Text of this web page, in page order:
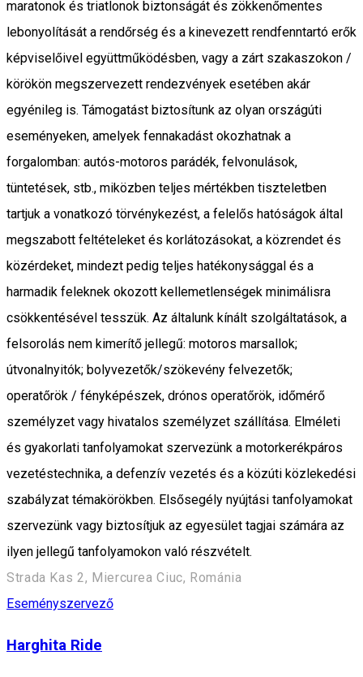
maratonok és triatlonok biztonságát és zökkenőmentes
lebonyolítását a rendőrség és a kinevezett rendfenntartó erők
képviselőivel együttműködésben, vagy a zárt szakaszokon /
körökön megszervezett rendezvények esetében akár
egyénileg is. Támogatást biztosítunk az olyan országúti
eseményeken, amelyek fennakadást okozhatnak a
forgalomban: autós-motoros parádék, felvonulások,
tüntetések, stb., miközben teljes mértékben tiszteletben
tartjuk a vonatkozó törvénykezést, a felelős hatóságok által
megszabott feltételeket és korlátozásokat, a közrendet és
közérdeket, mindezt pedig teljes hatékonysággal és a
harmadik feleknek okozott kellemetlenségek minimálisra
csökkentésével tesszük. Az általunk kínált szolgáltatások, a
felsorolás nem kimerítő jellegű: motoros marsallok;
útvonalnyitók; bolyvezetők/szökevény felvezetők;
operatőrök / fényképészek, drónos operatőrök, időmérő
személyzet vagy hivatalos személyzet szállítása. Elméleti
és gyakorlati tanfolyamokat szervezünk a motorkerékpáros
vezetéstechnika, a defenzív vezetés és a közúti közlekedési
szabályzat témakörökben. Elsősegély nyújtási tanfolyamokat
szervezünk vagy biztosítjuk az egyesület tagjai számára az
ilyen jellegű tanfolyamokon való részvételt.
Strada Kas 2, Miercurea Ciuc, Románia
Eseményszervező
Harghita Ride